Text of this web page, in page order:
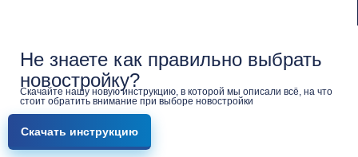
Не знаете как правильно выбрать
новостройку?
Скачайте нашу новую инструкцию, в которой мы описали всё, на что
стоит обратить внимание при выборе новостройки
Скачать инструкцию